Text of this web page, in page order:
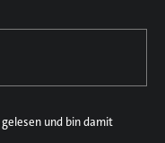
gelesen und bin damit